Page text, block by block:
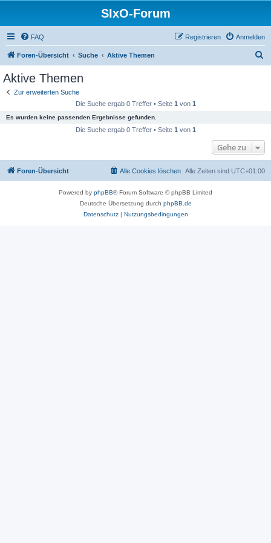
SIxO-Forum
FAQ Anmelden
Registrieren
Foren-Übersicht Suche Aktive Themen
Aktive Themen
Zur erweiterten Suche
Die Suche ergab 0 Treffer • Seite 1 von 1
Es wurden keine passenden Ergebnisse gefunden.
Die Suche ergab 0 Treffer • Seite 1 von 1
Gehe zu
Foren-Übersicht Alle Zeiten sind UTC+01:00
Alle Cookies löschen
Powered by phpBB® Forum Software © phpBB Limited
Deutsche Übersetzung durch phpBB.de
Datenschutz| Nutzungsbedingungen